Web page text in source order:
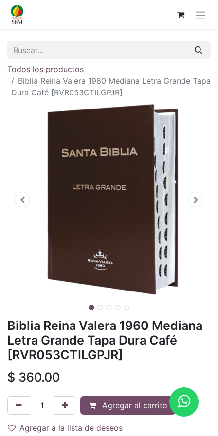
Todos los productos
Biblia Reina Valera 1960 Mediana Letra Grande Tapa
Dura Café [RVR053CTILGPJR]
Biblia Reina Valera 1960 Mediana
Letra Grande Tapa Dura Café
[RVR053CTILGPJR]
$ 360.00
Agregar al carrito
Agregar a la lista de deseos